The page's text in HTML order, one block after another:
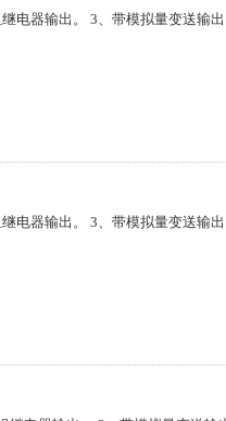
电器输出。 3、带模拟量变送输
电器输出。 3、带模拟量变送输